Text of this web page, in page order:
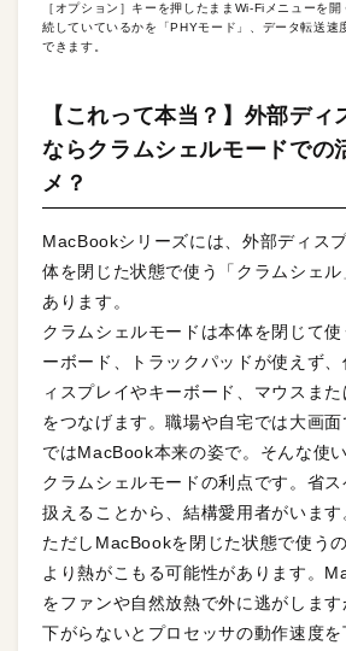
［オプション］キーを押したままWi-Fiメニューを
続していているかを「PHYモード」、データ転送速
できます。
【これって本当？】外部ディ
ならクラムシェルモードでの
メ？
MacBookシリーズには、外部ディス
体を閉じた状態で使う「クラムシェ
あります。
クラムシェルモードは本体を閉じて
ーボード、トラックパッドが使えず
ィスプレイやキーボード、マウスま
をつなげます。職場や自宅では大画
ではMacBook本来の姿で。そんな使
クラムシェルモードの利点です。省
扱えることから、結構愛用者がいます
ただしMacBookを閉じた状態で使う
より熱がこもる可能性があります。
をファンや自然放熱で外に逃がしま
下がらないとプロセッサの動作速度を